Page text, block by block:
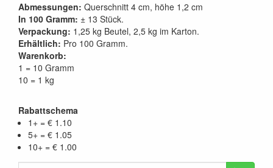
Abmessungen: Querschnitt 4 cm, höhe 1,2 cm
In 100 Gramm: ± 13 Stück.
Verpackung: 1,25 kg Beutel, 2,5 kg im Karton.
Erhältlich: Pro 100 Gramm.
Warenkorb:
1 = 10 Gramm
10 = 1 kg
Rabattschema
1+ = € 1.10
5+ = € 1.05
10+ = € 1.00